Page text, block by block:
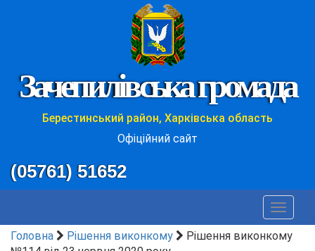
Зачепилівська громада
Берестинський район, Харківська область
Офіційний сайт
(05761) 51652
Toggle
Головна
Рішення виконкому
Рішення виконкому